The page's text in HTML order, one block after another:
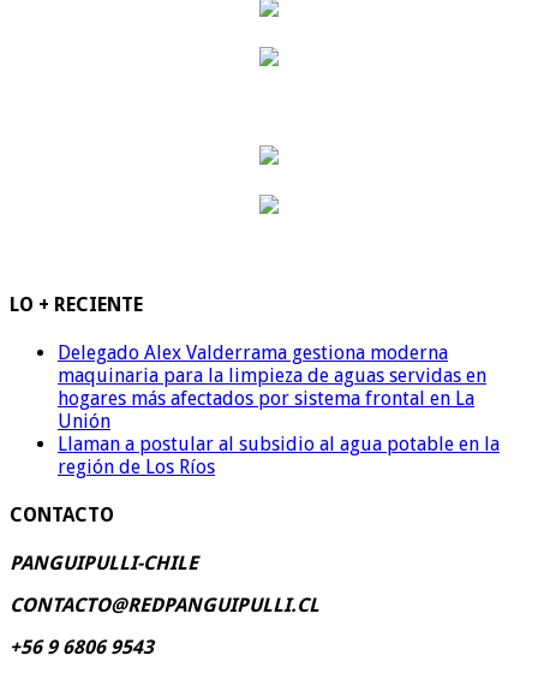
LO + RECIENTE
Delegado Alex Valderrama gestiona moderna
maquinaria para la limpieza de aguas servidas en
hogares más afectados por sistema frontal en La
Unión
Llaman a postular al subsidio al agua potable en la
región de Los Ríos
CONTACTO
PANGUIPULLI-CHILE
CONTACTO@REDPANGUIPULLI.CL
+56 9 6806 9543